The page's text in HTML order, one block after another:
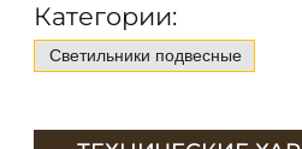
Категории:
Светильники подвесные